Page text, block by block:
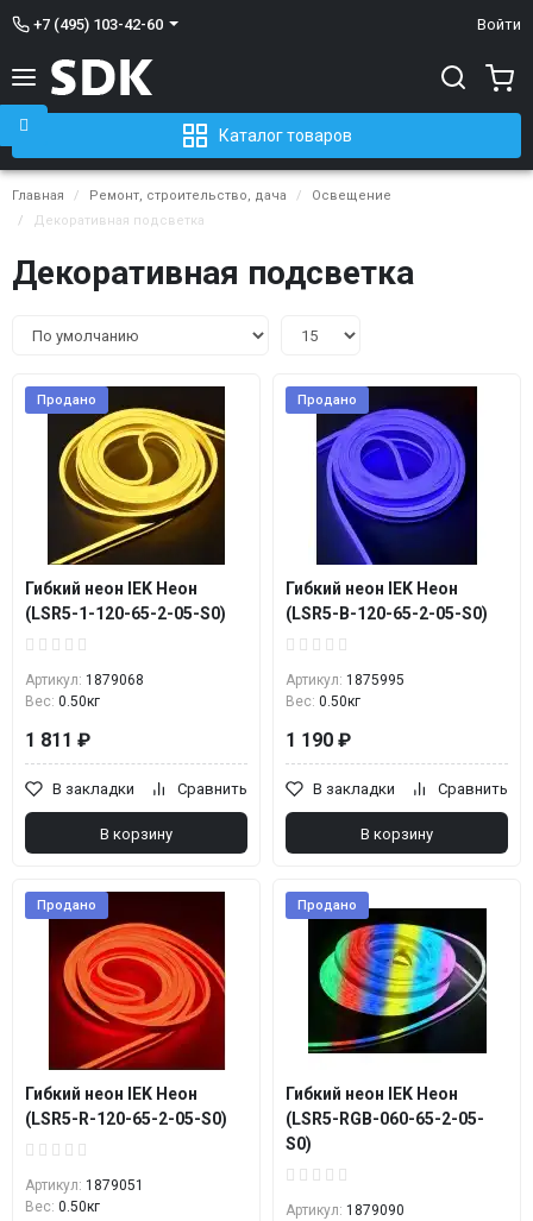
+7 (495) 103-42-60 Войти
Каталог товаров
Главная Ремонт, строительство, дача
Освещение
Декоративная подсветка
Декоративная подсветка
Продано
Гибкий неон IEK Неон
(LSR5-1-120-65-2-05-S0)
Артикул: 1879068
Вес: 0.50кг
1 811 ₽
В закладки Сравнить
В корзину
Продано
Гибкий неон IEK Неон
(LSR5-B-120-65-2-05-S0)
Артикул: 1875995
Вес: 0.50кг
1 190 ₽
В закладки Сравнить
В корзину
Продано
Гибкий неон IEK Неон
(LSR5-R-120-65-2-05-S0)
Артикул: 1879051
Вес: 0.50кг
Продано
Гибкий неон IEK Неон
(LSR5-RGB-060-65-2-05-
S0)
Артикул: 1879090